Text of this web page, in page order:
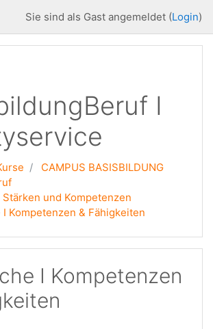
Sie sind als Gast angemeldet (Login)
I
CAMPUS BASISBILDUNG
Stärken und Kompetenzen
Kompetenzen & Fähigkeiten
I Kompetenzen